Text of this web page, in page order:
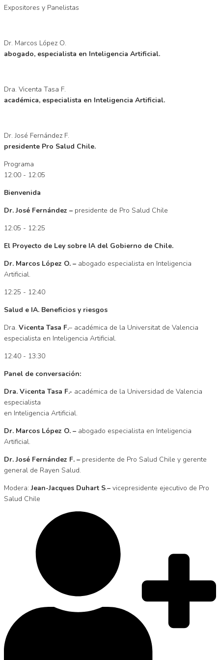
Expositores y Panelistas
Dr. Marcos López O.
abogado, especialista en Inteligencia Artificial.
Dra. Vicenta Tasa F.
académica, especialista en Inteligencia Artificial.
Dr. José Fernández F.
presidente Pro Salud Chile.
Programa
12:00 - 12:05
Bienvenida
Dr. José Fernández – presidente de Pro Salud Chile
12:05 - 12:25
El Proyecto de Ley sobre IA del Gobierno de Chile.
Dr. Marcos López O. – abogado especialista en Inteligencia
Artificial.
12:25 - 12:40
Salud e IA. Beneficios y riesgos
Dra. Vicenta Tasa F.– académica de la Universitat de Valencia
especialista en Inteligencia Artificial.
12:40 - 13:30
Panel de conversación:
Dra. Vicenta Tasa F.- académica de la Universidad de Valencia
especialista
en Inteligencia Artificial.
Dr. Marcos López O. – abogado especialista en Inteligencia
Artificial.
Dr. José Fernández F. – presidente de Pro Salud Chile y gerente
general de Rayen Salud.
Modera:Jean-Jacques Duhart S.– vicepresidente ejecutivo de Pro
Salud Chile